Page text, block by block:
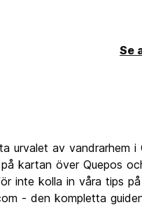
Se
urvalet av vandrarhem i
kartan över Quepos
inte kolla in våra tips
- den kompletta